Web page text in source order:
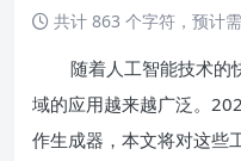
共计 863 个字符，预计
随着人工智能技术的
域的应用越来越广泛。
作生成器，本文将对这些